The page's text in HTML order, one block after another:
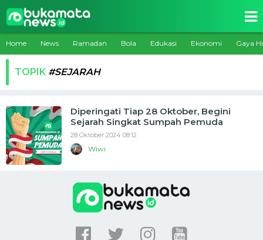
Home News Ramadan Bola Edukasi Ekonomi Gaya
TOPIK #SEJARAH
Diperingati Tiap 28 Oktober, Begini
Sejarah Singkat Sumpah Pemuda
28 Oktober 2024 08:12
Wiwi